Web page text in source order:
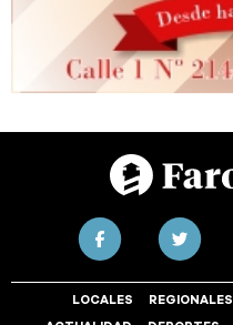
LOCALES REGIONALES